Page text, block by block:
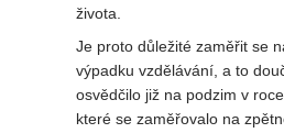
života.
Je proto důležité zaměřit se
výpadku vzdělávání, a to
osvědčilo již na podzim v
které se zaměřovalo na